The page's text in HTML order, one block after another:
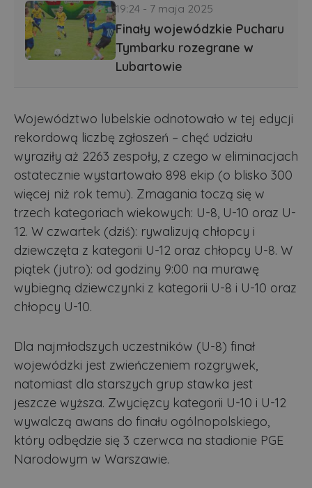
19:24 - 7 maja 2025
Finały wojewódzkie Pucharu
Tymbarku rozegrane w
Lubartowie
Województwo lubelskie odnotowało w tej edycji
rekordową liczbę zgłoszeń – chęć udziału
wyraziły aż 2263 zespoły, z czego w eliminacjach
ostatecznie wystartowało 898 ekip (o blisko 300
więcej niż rok temu). Zmagania toczą się w
trzech kategoriach wiekowych: U-8, U-10 oraz U-
12. W czwartek (dziś): rywalizują chłopcy i
dziewczęta z kategorii U-12 oraz chłopcy U-8. W
piątek (jutro): od godziny 9:00 na murawę
wybiegną dziewczynki z kategorii U-8 i U-10 oraz
chłopcy U-10.
Dla najmłodszych uczestników (U-8) finał
wojewódzki jest zwieńczeniem rozgrywek,
natomiast dla starszych grup stawka jest
jeszcze wyższa. Zwycięzcy kategorii U-10 i U-12
wywalczą awans do finału ogólnopolskiego,
który odbędzie się 3 czerwca na stadionie PGE
Narodowym w Warszawie.